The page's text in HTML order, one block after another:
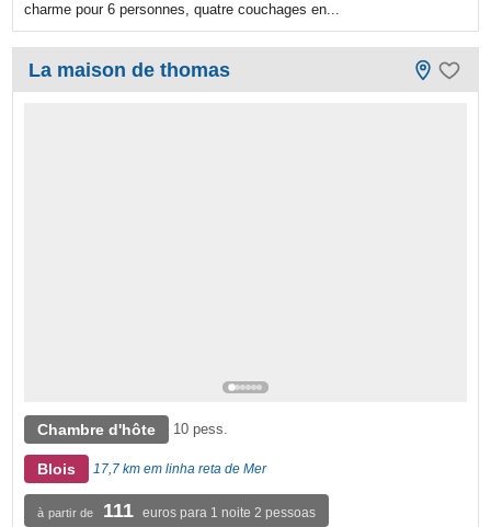
charme pour 6 personnes, quatre couchages en...
La maison de thomas
Chambre d'hôte 10 pess.
Blois 17,7 km em linha reta de Mer
à partir de 111 euros para 1 noite 2 pessoas